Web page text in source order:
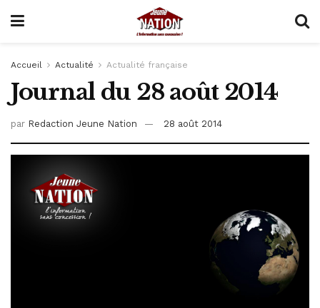
Accueil Actualité Actualité française
Journal du 28 août 2014
par Redaction Jeune Nation 28 août 2014